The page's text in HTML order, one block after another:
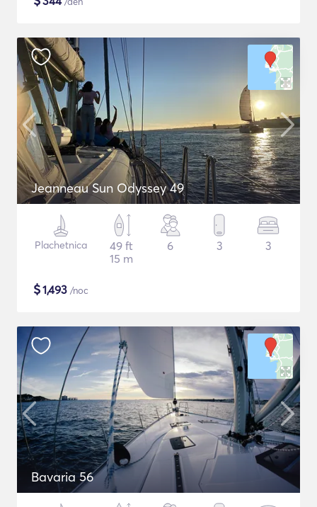
Jeanneau Sun Odyssey 49
Plachetnica
49 ft
15 m
6 3 3
$1,493 /noc
Bavaria 56